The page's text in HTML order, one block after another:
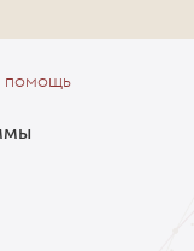
помощь